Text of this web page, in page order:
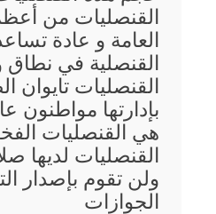
القنصليات من
العامة و عادة
القنصلية في نطاق
القنصليات تايوان
بإدارتها مواطنون
هي القنصليات
القنصليات لديها
ولن تقوم بإصدار
الجوازات